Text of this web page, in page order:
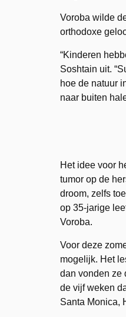
Voroba wilde
orthodoxe
“Kinderen
Soshtain uit.
hoe de natuur
naar buiten
Het idee voor
tumor op de
droom, zelfs
op 35-jarige
Voroba.
Voor deze
mogelijk. Het
dan vonden ze
de vijf weken
Santa Monica,